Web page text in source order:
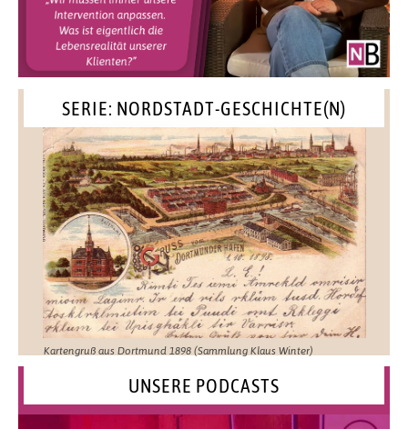
SERIE: NORDSTADT-GESCHICHTE(N)
Kartengruß aus Dortmund 1898 (Sammlung Klaus Winter)
UNSERE PODCASTS